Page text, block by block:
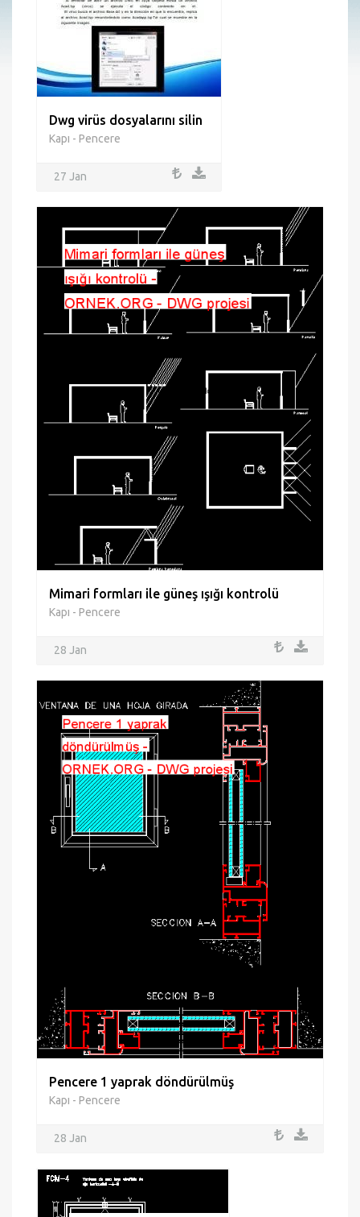
Dwg virüs dosyalarını silin
Kapı - Pencere
27 Jan
Mimari formları ile güneş ışığı kontrolü
Kapı - Pencere
28 Jan
Pencere 1 yaprak döndürülmüş
Kapı - Pencere
28 Jan